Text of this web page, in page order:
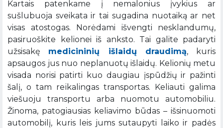
Kartais patenkame į nemalonius įvykius ar
sušlubuoja sveikata ir tai sugadina nuotaiką ar net
visas atostogas. Norėdami išvengti nesklandumų,
pasiruoškite kelionei iš anksto. Tai galite padaryti
užsisakę medicininių išlaidų draudimą, kuris
apsaugos jus nuo neplanuotų išlaidų. Kelionių metu
visada norisi patirti kuo daugiau įspūdžių ir pažinti
šalį, o tam reikalingas transportas. Keliauti galima
viešuoju transportu arba nuomotu automobiliu.
Žinoma, patogiausias keliavimo būdas – išsinuomoti
automobilį, kuris leis jums sutaupyti laiko ir padės